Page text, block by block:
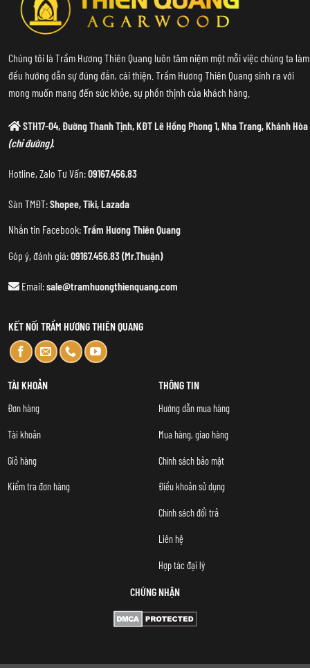
Chúng tôi là Trầm Hương Thiên Quang luôn tâm niệm một mỗi việc chúng ta làm
đều hướng dẫn sự đúng đắn, cái thiện. Trầm Hương Thiên Quang sinh ra với
mong muốn mang đến sức khỏe, sự phồn thịnh của khách hàng.
STH17-04, Đường Thanh Tịnh, KĐT Lê Hồng Phong 1, Nha Trang, Khánh Hòa
(chỉ đường).
Hotline, Zalo Tư Vấn:09167.456.83
Sàn TMĐT:Shopee,Tiki,Lazada
Nhắn tin Facebook:Trầm Hương Thiên Quang
Góp ý, đánh giá:09167.456.83 (Mr.Thuận)
Email:sale@tramhuongthienquang.com
KẾT NỐI TRẦM HƯƠNG THIÊN QUANG
TÀI KHOẢN
Đơn hàng
Tài khoản
Giỏ hàng
Kiểm tra đơn hàng
THÔNG TIN
Hướng dẫn mua hàng
Mua hàng, giao hàng
Chính sách bảo mật
Điều khoản sử dụng
Chính sách đổi trả
Liên hệ
Hợp tác đại lý
CHỨNG NHẬN